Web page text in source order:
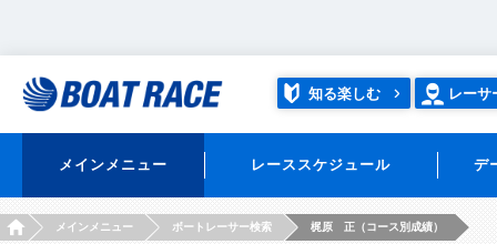
知る楽しむ レーサ
メインメニュー レーススケジュール デ
HOMEメインメニュー ボートレーサー検索 梶原 正（コース別成績）